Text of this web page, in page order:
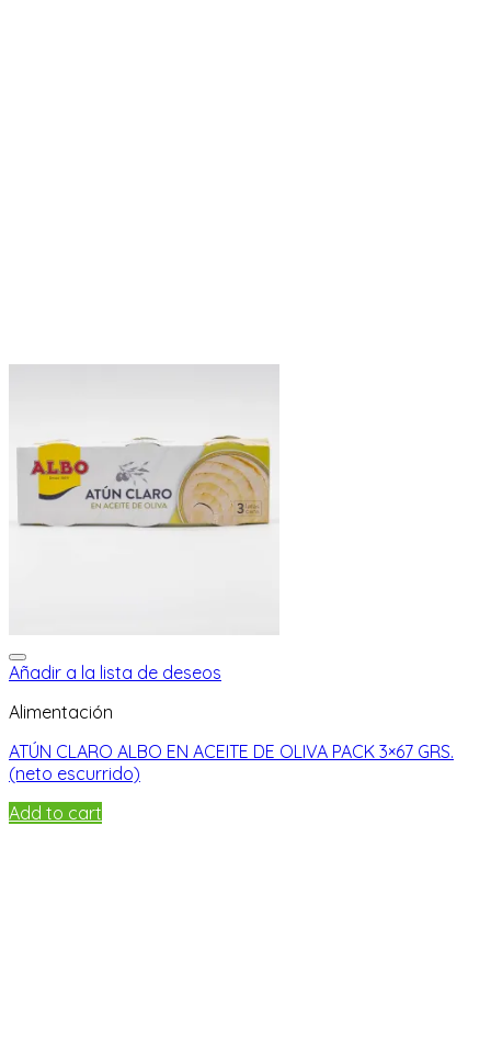
Añadir a la lista de deseos
Alimentación
ATÚN CLARO ALBO EN ACEITE DE OLIVA PACK 3×67 GRS.
(neto escurrido)
Add to cart